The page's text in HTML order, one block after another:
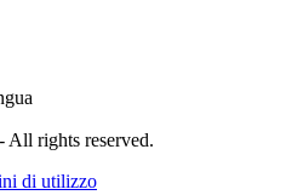
- All rights reserved.
di utilizzo